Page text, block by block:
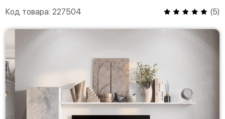
Код товара: 227504 (5)